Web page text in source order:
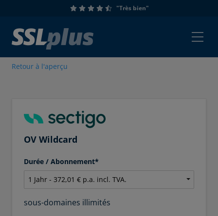
"Très bien"
Retour à l'aperçu
OV Wildcard
Durée / Abonnement*
sous-domaines illimités